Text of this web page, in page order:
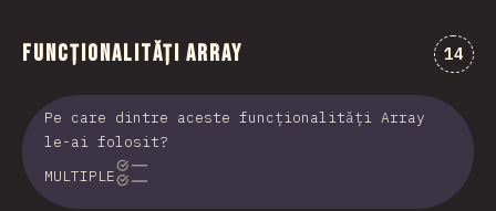
Funcționalități Array 14
Pe care dintre aceste funcționalități Array
le-ai folosit?
MULTIPLE